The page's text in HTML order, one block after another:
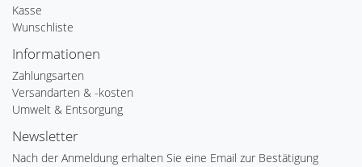
Kasse
Wunschliste
Informationen
Zahlungsarten
Versandarten & -kosten
Umwelt & Entsorgung
Newsletter
Nach der Anmeldung erhalten Sie eine Email zur Bestätigung